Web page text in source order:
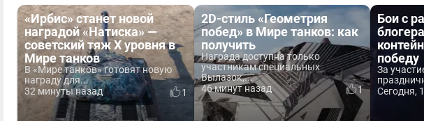
«Ирбис» станет новой
наградой «Натиска» —
советский тяж X уровня в
Мире танков
В «Мире танков» готовят новую
награду для...
32 минуты назад
1
2D-стиль «Геометрия
побед» в Мире танков: как
получить
Награда доступна только
участникам специальных
Вылазок,...
46 минут назад
1
Бои с
победу
За
Сегодня,